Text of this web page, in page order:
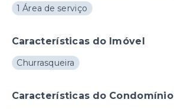
1 Área de serviço
Características do Imóvel
Churrasqueira
Características do Condomínio